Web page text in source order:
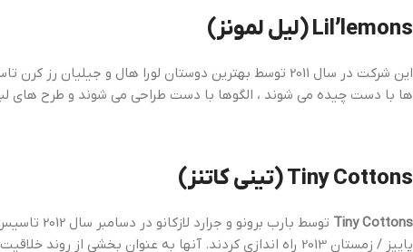
Lil’lemons (لیل لمونز)
این شرکت در سال 2011 توسط بهترین دوستان لورا هال و
ها با دست چیده می شوند ، الگوها با دست طراحی می شوند و طرح های
Tiny Cottons (تینی کاتنز)
Tiny Cottons
توسط